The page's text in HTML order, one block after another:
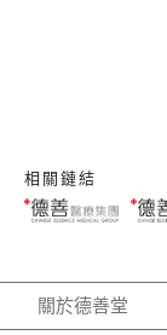
相關鏈結
關於德善堂